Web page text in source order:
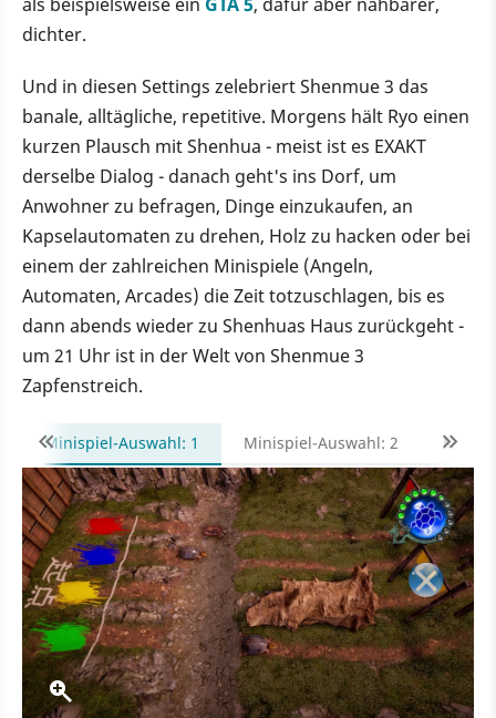
dichter.
Und in diesen Settings zelebriert Shenmue 3 das
banale, alltägliche, repetitive. Morgens hält Ryo einen
kurzen Plausch mit Shenhua - meist ist es EXAKT
derselbe Dialog - danach geht's ins Dorf, um
Anwohner zu befragen, Dinge einzukaufen, an
Kapselautomaten zu drehen, Holz zu hacken oder bei
einem der zahlreichen Minispiele (Angeln,
Automaten, Arcades) die Zeit totzuschlagen, bis es
dann abends wieder zu Shenhuas Haus zurückgeht -
um 21 Uhr ist in der Welt von Shenmue 3
Zapfenstreich.
Minispiel-Auswahl: 1 Minispiel-Auswahl: 2